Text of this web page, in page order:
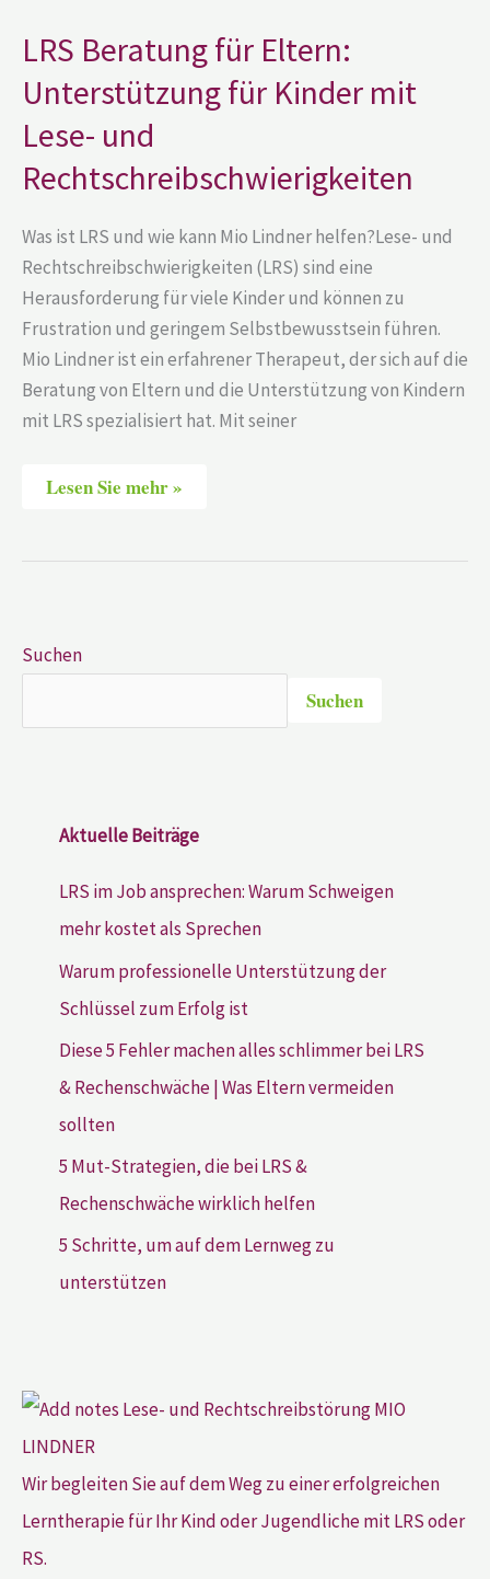
LRS Beratung für Eltern:
Unterstützung für Kinder mit
Lese- und
Rechtschreibschwierigkeiten
Was ist LRS und wie kann Mio Lindner helfen?Lese- und
Rechtschreibschwierigkeiten (LRS) sind eine
Herausforderung für viele Kinder und können zu
Frustration und geringem Selbstbewusstsein führen.
Mio Lindner ist ein erfahrener Therapeut, der sich auf die
Beratung von Eltern und die Unterstützung von Kindern
mit LRS spezialisiert hat. Mit seiner
für
Kinder
mit
Lese-
Rechtschreibschwierigkeiten
Lesen Sie mehr »
Suchen
Suchen
Aktuelle Beiträge
LRS im Job ansprechen: Warum Schweigen
mehr kostet als Sprechen
Warum professionelle Unterstützung der
Schlüssel zum Erfolg ist
Diese 5 Fehler machen alles schlimmer bei LRS
& Rechenschwäche | Was Eltern vermeiden
sollten
5 Mut-Strategien, die bei LRS &
Rechenschwäche wirklich helfen
5 Schritte, um auf dem Lernweg zu
unterstützen
Wir begleiten Sie auf dem Weg zu einer erfolgreichen
Lerntherapie für Ihr Kind oder Jugendliche mit LRS oder
RS.